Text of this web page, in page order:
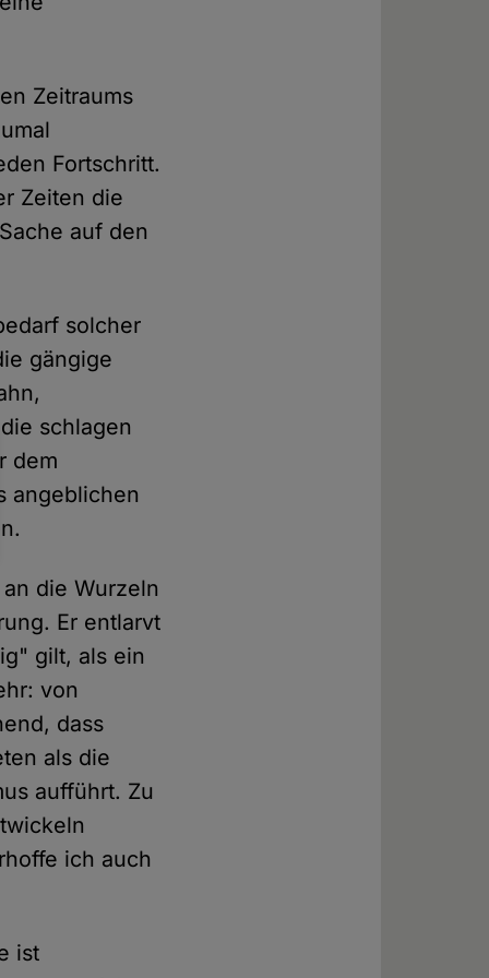
Zeitraums
Fortschritt.
Zeiten die
auf den
solcher
gängige
schlagen
dem
angeblichen
die Wurzeln
Er entlarvt
gilt, als ein
von
dass
als die
aufführt. Zu
ich auch
ist